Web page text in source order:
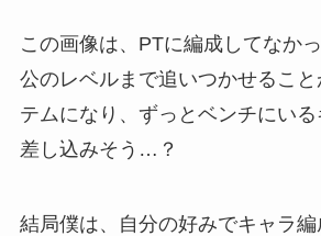
この画像は、PTに編成してなか
公のレベルまで追いつかせるこ
テムになり、ずっとベンチにい
差し込みそう…？
結局僕は、自分の好みでキャラ